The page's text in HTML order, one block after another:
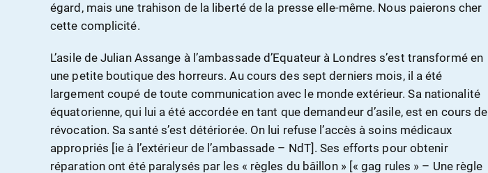
égard, mais une trahison de la liberté de la presse elle-même. Nous paierons cher
cette complicité.
L’asile de Julian Assange à l’ambassade d’Equateur à Londres s’est transformé en
une petite boutique des horreurs. Au cours des sept derniers mois, il a été
largement coupé de toute communication avec le monde extérieur. Sa nationalité
équatorienne, qui lui a été accordée en tant que demandeur d’asile, est en cours de
révocation. Sa santé s’est détériorée. On lui refuse l’accès à soins médicaux
appropriés [ie à l’extérieur de l’ambassade – NdT]. Ses efforts pour obtenir
réparation ont été paralysés par les « règles du bâillon » [« gag rules » – Une règle